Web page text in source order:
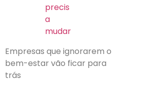
precis
a
mudar
Empresas que ignorarem o
bem-estar vão ficar para
trás